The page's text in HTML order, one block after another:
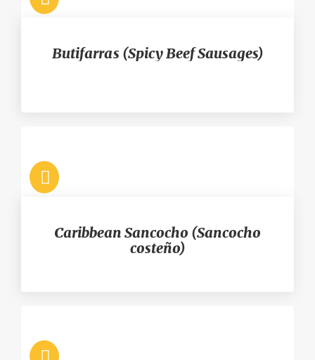
Butifarras (Spicy Beef Sausages)
Caribbean Sancocho (Sancocho
costeño)